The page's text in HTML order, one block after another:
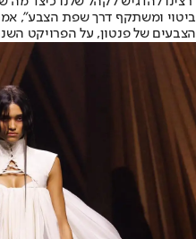
ביטוי ומשתקף דרך שפת הצבע",
הצבעים של פנטון, על הפרויקט